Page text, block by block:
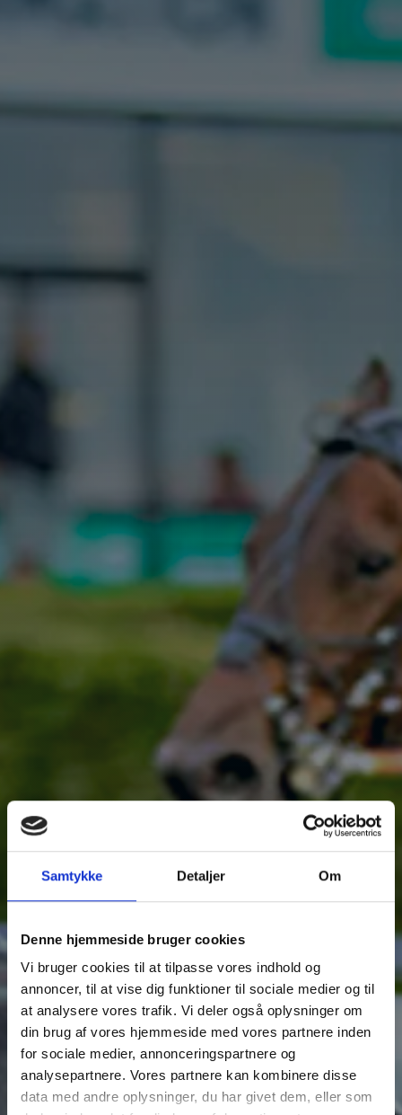
Samtykke Detaljer Om
Denne hjemmeside bruger cookies
Vi bruger cookies til at tilpasse vores indhold og
annoncer, til at vise dig funktioner til sociale medier og til
at analysere vores trafik. Vi deler også oplysninger om
din brug af vores hjemmeside med vores partnere inden
for sociale medier, annonceringspartnere og
analysepartnere. Vores partnere kan kombinere disse
data med andre oplysninger, du har givet dem, eller som